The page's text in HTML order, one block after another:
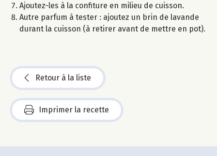
Ajoutez-les à la confiture en milieu de cuisson.
Autre parfum à tester : ajoutez un brin de lavande
durant la cuisson (à retirer avant de mettre en pot).
Retour à la liste
Imprimer la recette